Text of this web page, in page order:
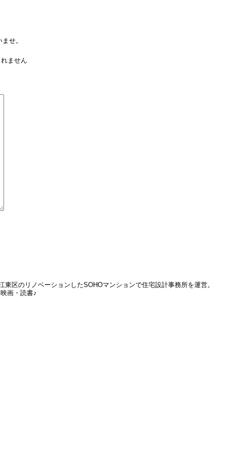
せ。
ません
区のリノベーションしたSOHOマンションで住宅設計事務所を運営。
画・読書♪